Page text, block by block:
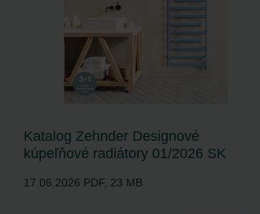
Katalog Zehnder Designové
kúpeľňové radiátory 01/2026 SK
17.06.2026 PDF, 23 MB